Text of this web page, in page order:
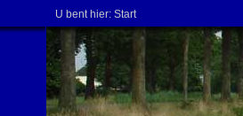
U bent hier: Start